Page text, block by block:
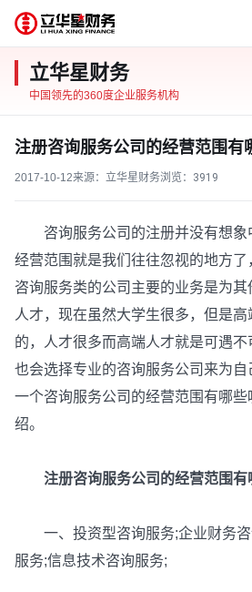
立华星财务
中国领先的360度企业服务机构
注册咨询服务公司的经营范围有
2017-10-12来源：立华星财务浏览： 3919
咨询服务公司的注册并没有想象
经营范围就是我们往往忽视的地方了
咨询服务类的公司主要的业务是为
人才，现在虽然大学生很多，但是
的，人才很多而高端人才就是可遇不
也会选择专业的咨询服务公司来为
一个咨询服务公司的经营范围有哪
绍。
注册咨询服务公司的经营范围有
一、投资型咨询服务;企业财务咨
服务;信息技术咨询服务;